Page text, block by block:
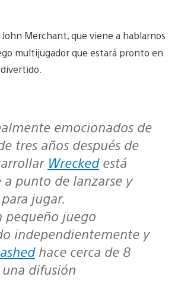
Merchant, que viene a hablarnos
multijugador que estará pronto en
tres años después de
Wreckedestá
punto de lanzarse y
jugar.
pequeño juego
independientemente y
hace cerca de 8
una difusión